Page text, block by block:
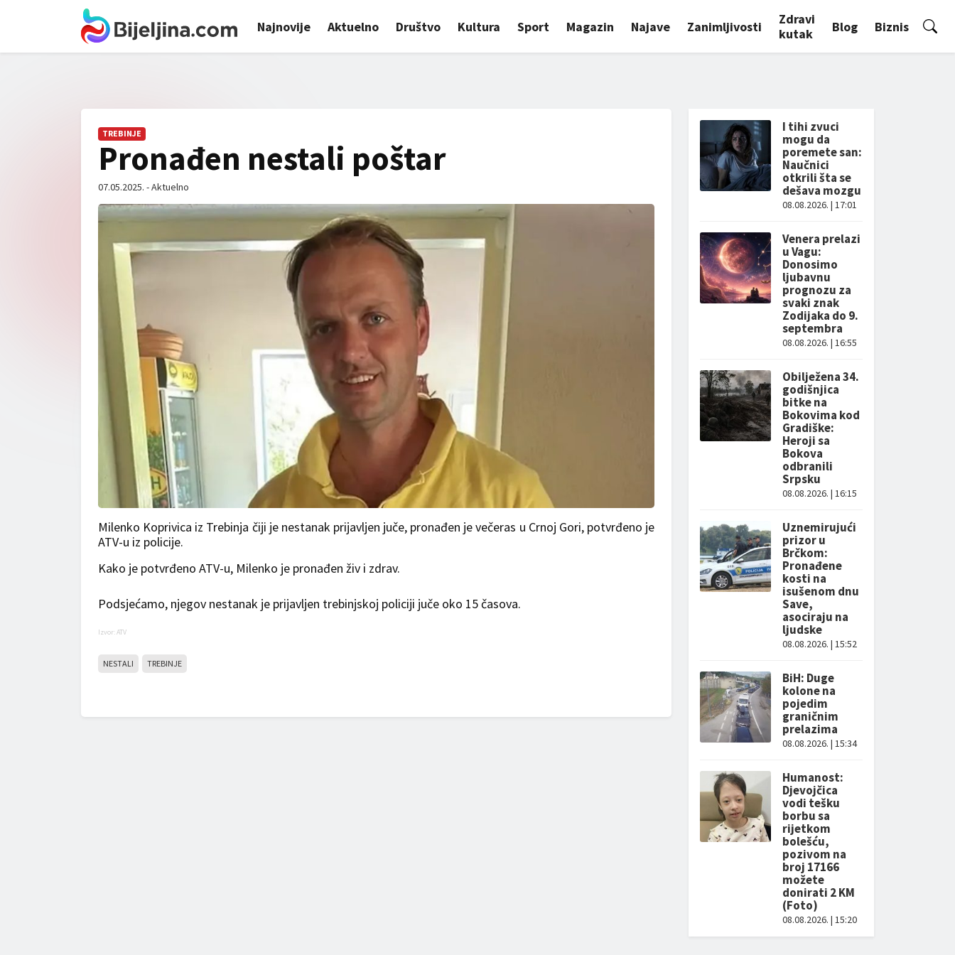
Najnovije Aktuelno Društvo Kultura Sport Magazin Najave Zanimljivosti
Zdravi
kutak
Blog Biznis
TREBINJE
Pronađen nestali poštar
07.05.2025. - Aktuelno
Milenko Koprivica iz Trebinja čiji je nestanak prijavljen juče, pronađen je večeras u Crnoj Gori, potvrđeno je
ATV-u iz policije.
Kako je potvrđeno ATV-u, Milenko je pronađen živ i zdrav.
Podsjećamo, njegov nestanak je prijavljen trebinjskoj policiji juče oko 15 časova.
Izvor: ATV
NESTALI TREBINJE
I tihi zvuci
mogu da
poremete san:
Naučnici
otkrili šta se
dešava mozgu
08.08.2026. | 17:01
Venera prelazi
u Vagu:
Donosimo
ljubavnu
prognozu za
svaki znak
Zodijaka do 9.
septembra
08.08.2026. | 16:55
Obilježena 34.
godišnjica
bitke na
Bokovima kod
Gradiške:
Heroji sa
Bokova
odbranili
Srpsku
08.08.2026. | 16:15
Uznemirujući
prizor u
Brčkom:
Pronađene
kosti na
isušenom dnu
Save,
asociraju na
ljudske
08.08.2026. | 15:52
BiH: Duge
kolone na
pojedim
graničnim
prelazima
08.08.2026. | 15:34
Humanost:
Djevojčica
vodi tešku
borbu sa
rijetkom
bolešću,
pozivom na
broj 17166
možete
donirati 2 KM
(Foto)
08.08.2026. | 15:20